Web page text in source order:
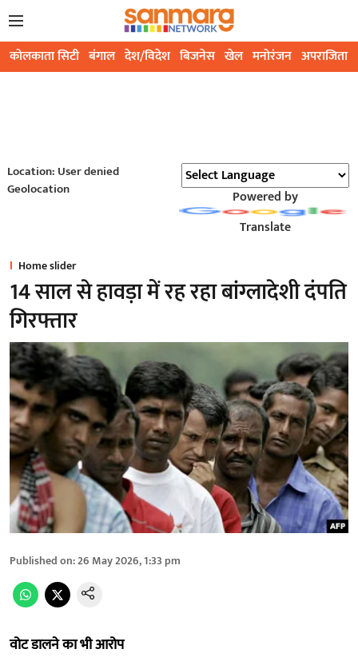
कोलकाता सिटी बंगाल देश/विदेश बिजनेस खेल मनोरंजन अपराजिता
Location: User denied
Geolocation
Powered by
Translate
Home slider
14 साल से हावड़ा में रह रहा बांग्लादेशी दंपति
गिरफ्तार
Published on:26 May 2026, 1:33 pm
वोट डालने का भी आरोप